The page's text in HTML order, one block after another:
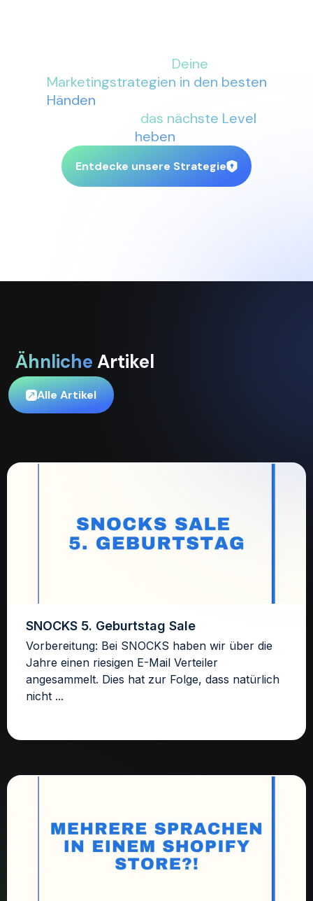
Deine
Marketingstrategien in den besten
Händen
das nächste Level
heben
Entdecke unsere Strategie
Ähnliche Artikel
Alle Artikel
SNOCKS 5. Geburtstag Sale
Vorbereitung: Bei SNOCKS haben wir über die
Jahre einen riesigen E-Mail Verteiler
angesammelt. Dies hat zur Folge, dass natürlich
nicht ...